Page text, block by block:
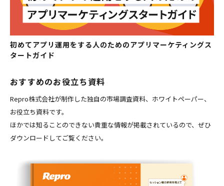
初めてアプリ運用をする人のためのアプリマーケティングス
タートガイド
おすすめのお役立ち資料
Repro株式会社が制作した独自の市場調査資料、ホワイトペーパー、
お役立ち資料です。
ほかでは知ることのできない貴重な情報が掲載されているので、ぜひ
ダウンロードしてご覧ください。